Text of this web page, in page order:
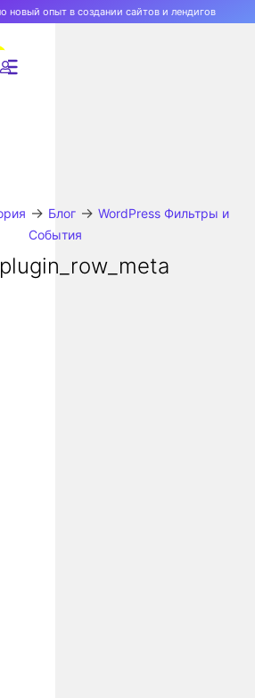
опыт в создании сайтов и лендигов
→ Блог → WordPress Фильтры и
События